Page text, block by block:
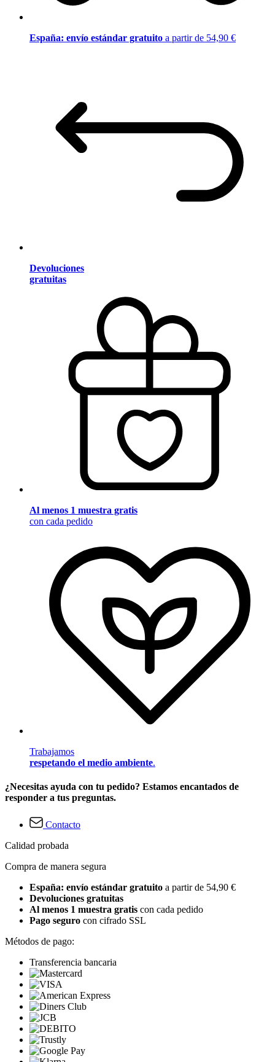
España: envío estándar gratuito a partir de 54,90 €
Devoluciones
gratuitas
Al menos 1 muestra gratis
con cada pedido
Trabajamos
respetando el medio ambiente.
¿Necesitas ayuda con tu pedido? Estamos encantados de
responder a tus preguntas.
Contacto
Calidad probada
Compra de manera segura
España: envío estándar gratuito a partir de 54,90 €
Devoluciones gratuitas
Al menos 1 muestra gratis con cada pedido
Pago seguro con cifrado SSL
Métodos de pago:
Transferencia bancaria